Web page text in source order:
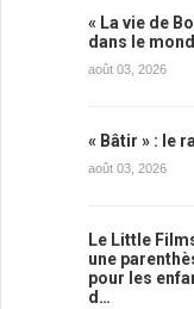
« La vie de
dans le
août 03, 2026
« Bâtir » : le
août 03, 2026
Le Little
une
pour les
d…